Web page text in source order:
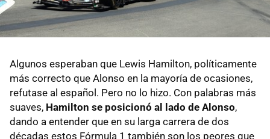
Algunos esperaban que Lewis Hamilton, políticamente
más correcto que Alonso en la mayoría de ocasiones,
refutase al español. Pero no lo hizo. Con palabras más
suaves, Hamilton se posicionó al lado de Alonso,
dando a entender que en su larga carrera de dos
décadas estos Fórmula 1 también son los peores que